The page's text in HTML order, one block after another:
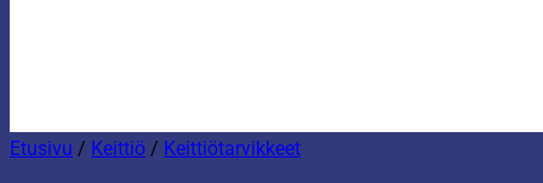
Etusivu / Keittiö / Keittiötarvikkeet